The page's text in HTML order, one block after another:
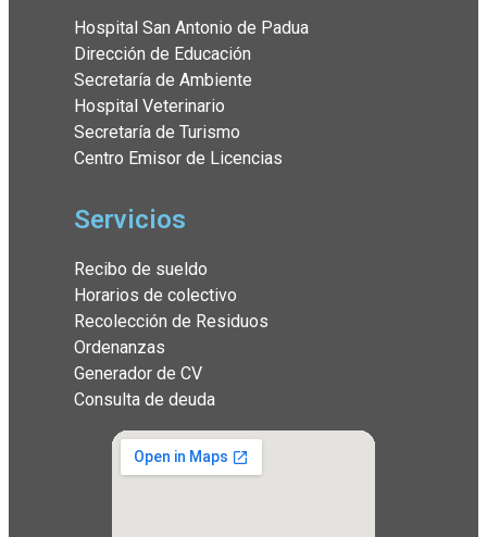
Hospital San Antonio de Padua
Dirección de Educación
Secretaría de Ambiente
Hospital Veterinario
Secretaría de Turismo
Centro Emisor de Licencias
Servicios
Recibo de sueldo
Horarios de colectivo
Recolección de Residuos
Ordenanzas
Generador de CV
Consulta de deuda